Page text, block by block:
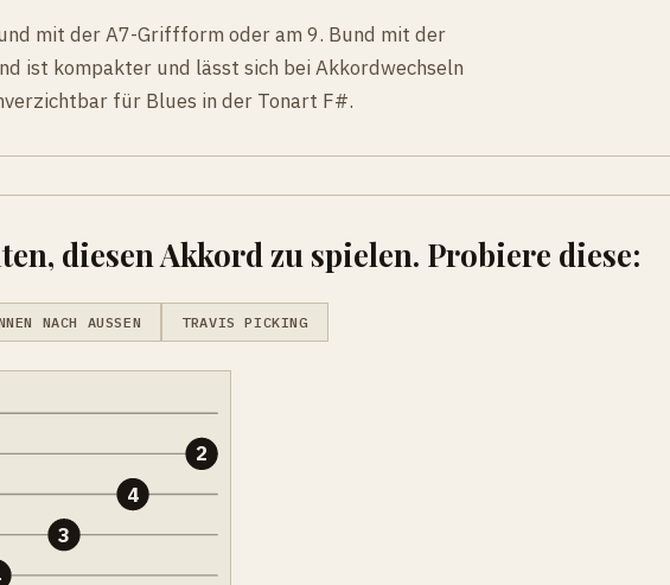
mit der A7-Griffform oder am 9. Bund mit der
ist kompakter und lässt sich bei Akkordwechseln
für Blues in der Tonart F#.
diesen Akkord zu spielen. Probiere diese:
NACH AUSSEN TRAVIS PICKING
3
4
2